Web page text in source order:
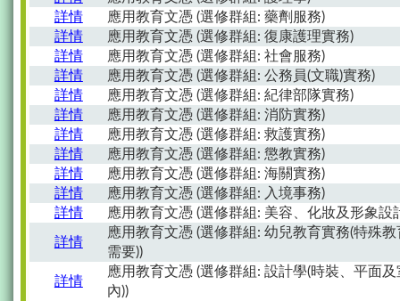
詳情
應用教育文憑 (選修群組: 藥劑服務)
詳情
應用教育文憑 (選修群組: 復康護理實務)
詳情
應用教育文憑 (選修群組: 社會服務)
詳情
應用教育文憑 (選修群組: 公務員(文職)實務)
詳情
應用教育文憑 (選修群組: 紀律部隊實務)
詳情
應用教育文憑 (選修群組: 消防實務)
詳情
應用教育文憑 (選修群組: 救護實務)
詳情
應用教育文憑 (選修群組: 懲教實務)
詳情
應用教育文憑 (選修群組: 海關實務)
詳情
應用教育文憑 (選修群組: 入境事務)
詳情
應用教育文憑 (選修群組: 美容、化妝及形象設
詳情
應用教育文憑 (選修群組: 幼兒教育實務(特殊教
需要))
詳情
應用教育文憑 (選修群組: 設計學(時裝、平面及
內))